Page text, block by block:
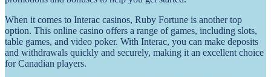
When it comes to Interac casinos, Ruby Fortune is another top
option. This online casino offers a range of games, including slots,
table games, and video poker. With Interac, you can make deposits
and withdrawals quickly and securely, making it an excellent choice
for Canadian players.